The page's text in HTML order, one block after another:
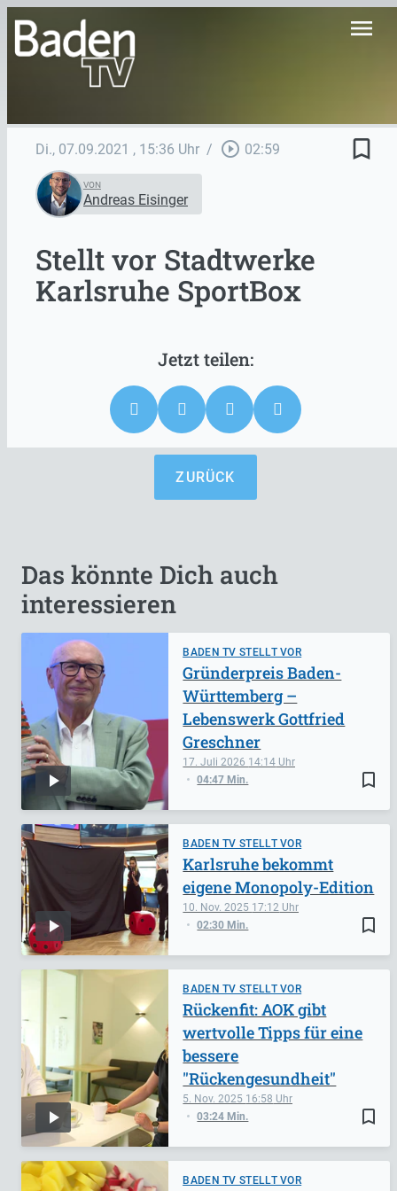
menu
Di., 07.09.2021 , 15:36 Uhr / play_circle_outline 02:59 bookmark_border
VON
Andreas Eisinger
Stellt vor Stadtwerke
Karlsruhe SportBox
ZURÜCK
Das könnte Dich auch
interessieren
BADEN TV STELLT VOR
bookmark_border
17. Juli 2026 14:14
04:47 Min.
Gründerpreis Baden-
Württemberg –
Lebenswerk Gottfried
Greschner
BADEN TV STELLT VOR
bookmark_border
10. Nov. 2025 17:12
02:30 Min.
Karlsruhe bekommt
eigene Monopoly-Edition
BADEN TV STELLT VOR
bookmark_border
5. Nov. 2025 16:58
03:24 Min.
Rückenfit: AOK gibt
wertvolle Tipps für eine
bessere
"Rückengesundheit"
BADEN TV STELLT VOR